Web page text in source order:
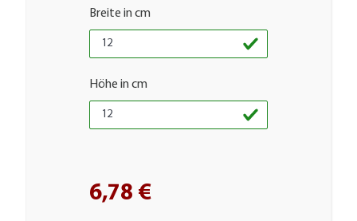
Breite in cm
Höhe in cm
6,78 €